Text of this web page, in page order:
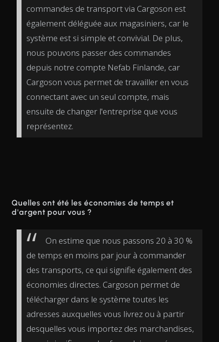
commandes de transport via Cargoson est
également déléguée aux magasiniers, car le
système est si simple et convivial. De plus,
nous pouvons passer des commandes
depuis notre compte Nefab Finlande, car
Cargoson vous permet de travailler en vous
connectant avec un seul compte, mais
ensuite de changer l'entreprise que vous
représentez.
Quelles ont été les économies de temps et
d'argent pour vous ?
On estime que nous passons 20 à 30 %
de temps en moins par jour à commander
des transports, ce qui signifie également des
économies directes. Cargoson permet de
télécharger dans le système toutes les
adresses auxquelles vous livrez ou à partir
desquelles vous importez des marchandises,